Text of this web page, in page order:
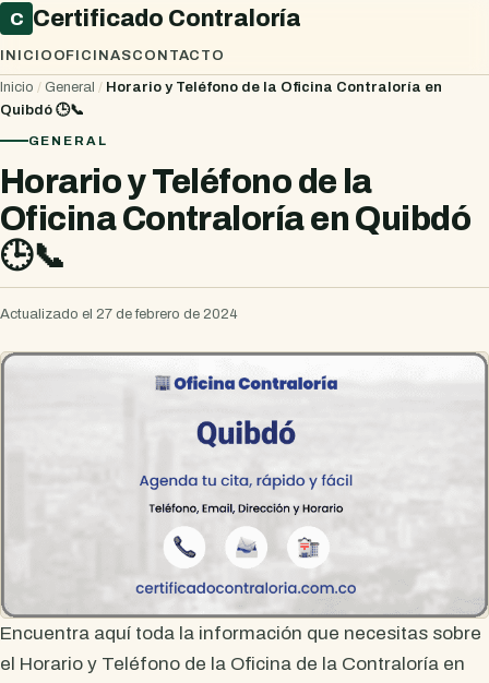
C Certificado Contraloría
INICIO OFICINASCONTACTO
Inicio / General / Horario y Teléfono de la Oficina Contraloría en
Quibdó 🕒📞
GENERAL
Horario y Teléfono de la
Oficina Contraloría en Quibdó
🕒📞
Actualizado el 27 de febrero de 2024
Encuentra aquí toda la información que necesitas sobre
el Horario y Teléfono de la Oficina de la Contraloría en